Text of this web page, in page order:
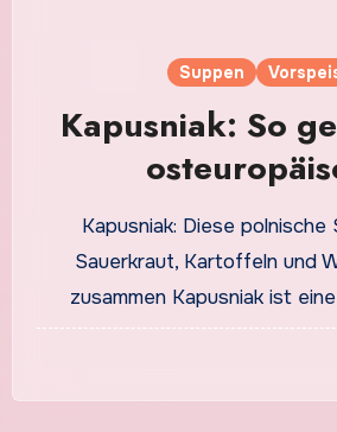
Suppen
Kapusniak: So
Suppenklassiker
Kapusniak: Diese polnische
Sauerkraut, Kartoffeln und
zusammen Kapusniak ist